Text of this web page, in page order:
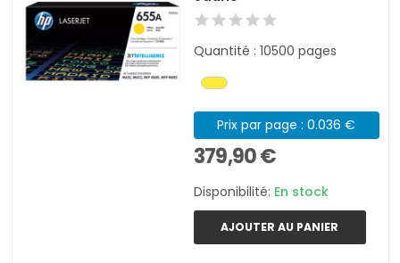
Quantité : 10500 pages
Prix par page : 0.036 €
379,90 €
Disponibilité: En stock
AJOUTER AU PANIER